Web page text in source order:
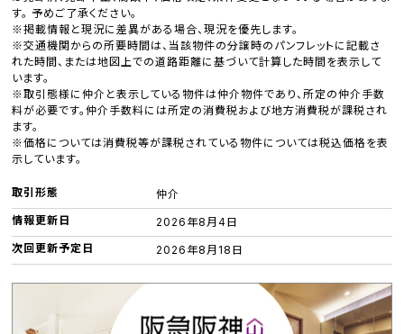
す。 予めご了承ください。
※掲載情報と現況に差異がある場合、現況を優先します。
※交通機関からの所要時間は、当該物件の分譲時のパンフレットに記載さ
れた時間、または地図上での道路距離に基づいて計算した時間を表示して
います。
※取引態様に仲介と表示している物件は仲介物件であり、所定の仲介手数
料が必要です。仲介手数料には所定の消費税および地方消費税が課税され
ます。
※価格については消費税等が課税されている物件については税込価格を表
示しています。
取引形態
仲介
情報更新日
2026年8月4日
次回更新予定日
2026年8月18日